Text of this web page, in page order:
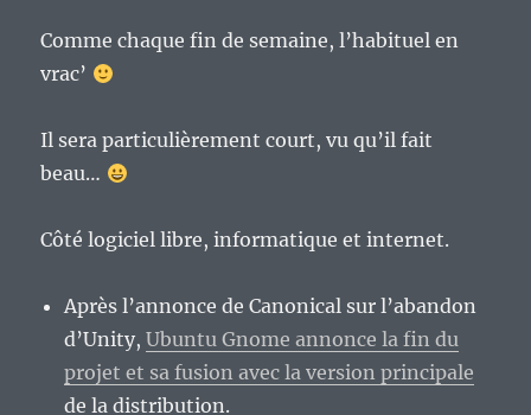
Comme chaque fin de semaine, l’habituel en
vrac’
Il sera particulièrement court, vu qu’il fait
beau…
Côté logiciel libre, informatique et internet.
Après l’annonce de Canonical sur l’abandon
d’Unity,Ubuntu Gnome annonce la fin du
projet et sa fusion avec la version principale
de la distribution.